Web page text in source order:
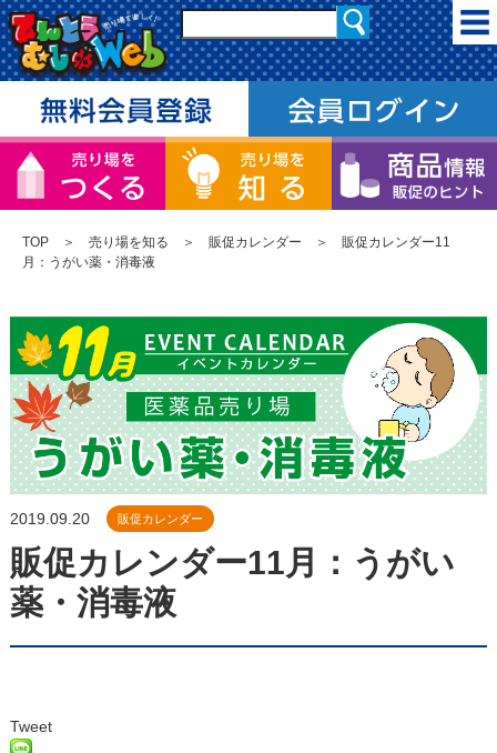
TOP ＞ 売り場を知る ＞ 販促カレンダー ＞ 販促カレンダー11
月：うがい薬・消毒液
2019.09.20 販促カレンダー
販促カレンダー11月：うがい
薬・消毒液
Tweet